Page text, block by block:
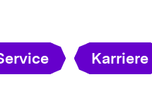
Karriere